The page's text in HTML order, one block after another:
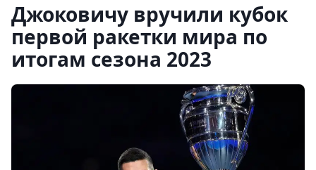
Джоковичу вручили кубок
первой ракетки мира по
итогам сезона 2023